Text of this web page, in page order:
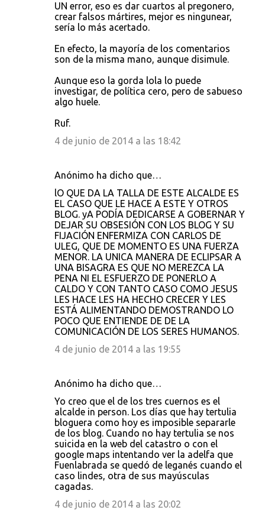
UN error, eso es dar cuartos al pregonero,
crear falsos mártires, mejor es ningunear,
sería lo más acertado.
En efecto, la mayoría de los comentarios
son de la misma mano, aunque disimule.
Aunque eso la gorda lola lo puede
investigar, de política cero, pero de sabueso
algo huele.
Ruf.
4 de junio de 2014 a las 18:42
Anónimo ha dicho que…
lO QUE DA LA TALLA DE ESTE ALCALDE ES
EL CASO QUE LE HACE A ESTE Y OTROS
BLOG. yA PODÍA DEDICARSE A GOBERNAR Y
DEJAR SU OBSESIÓN CON LOS BLOG Y SU
FIJACIÓN ENFERMIZA CON CARLOS DE
ULEG, QUE DE MOMENTO ES UNA FUERZA
MENOR. LA UNICA MANERA DE ECLIPSAR A
UNA BISAGRA ES QUE NO MEREZCA LA
PENA NI EL ESFUERZO DE PONERLO A
CALDO Y CON TANTO CASO COMO JESUS
LES HACE LES HA HECHO CRECER Y LES
ESTÁ ALIMENTANDO DEMOSTRANDO LO
POCO QUE ENTIENDE DE DE LA
COMUNICACIÓN DE LOS SERES HUMANOS.
4 de junio de 2014 a las 19:55
Anónimo ha dicho que…
Yo creo que el de los tres cuernos es el
alcalde in person. Los días que hay tertulia
bloguera como hoy es imposible separarle
de los blog. Cuando no hay tertulia se nos
suicida en la web del catastro o con el
google maps intentando ver la adelfa que
Fuenlabrada se quedó de leganés cuando el
caso lindes, otra de sus mayúsculas
cagadas.
4 de junio de 2014 a las 20:02